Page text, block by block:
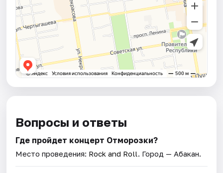
Вопросы и ответы
Где пройдет концерт Отморозки?
Место проведения: Rock and Roll. Город — Абакан.